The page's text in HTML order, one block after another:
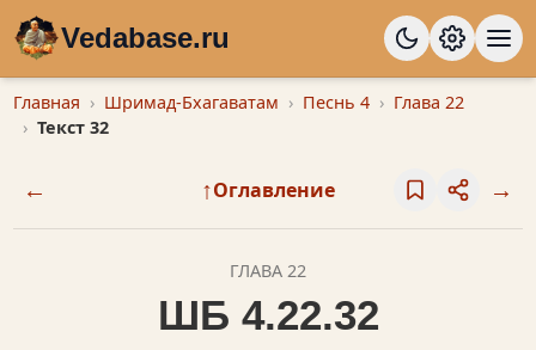
Vedabase.ru
Главная Шримад-Бхагаватам Песнь 4
Глава 22
Текст 32
← ↑Оглавление →
ГЛАВА 22
ШБ 4.22.32